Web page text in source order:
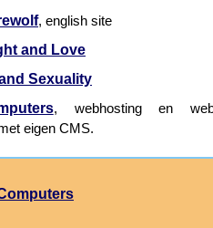
, english site
and Love
Sexuality
, webhosting en
eigen CMS.